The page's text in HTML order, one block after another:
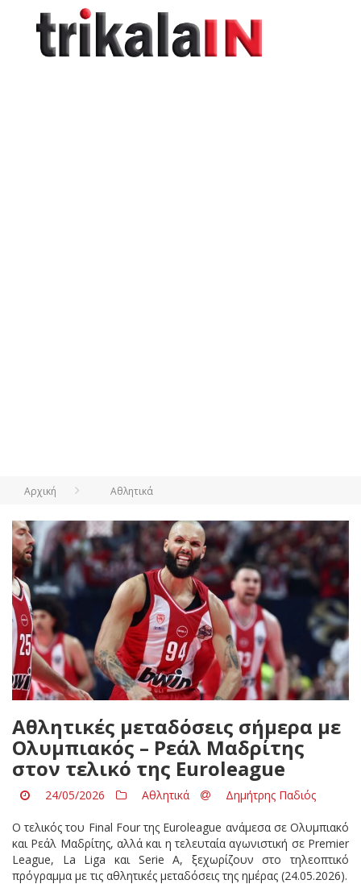
Αρχική Αθλητικά
Αθλητικές μεταδόσεις σήμερα με
Ολυμπιακός – Ρεάλ Μαδρίτης
στον τελικό της Euroleague
24/05/2026 Αθλητικά Δημήτρης Παδιός
Ο τελικός του Final Four της Euroleague ανάμεσα σε Ολυμπιακό
και Ρεάλ Μαδρίτης, αλλά και η τελευταία αγωνιστική σε Premier
League, La Liga και Serie A, ξεχωρίζουν στο τηλεοπτικό
πρόγραμμα με τις αθλητικές μεταδόσεις της ημέρας (24.05.2026).